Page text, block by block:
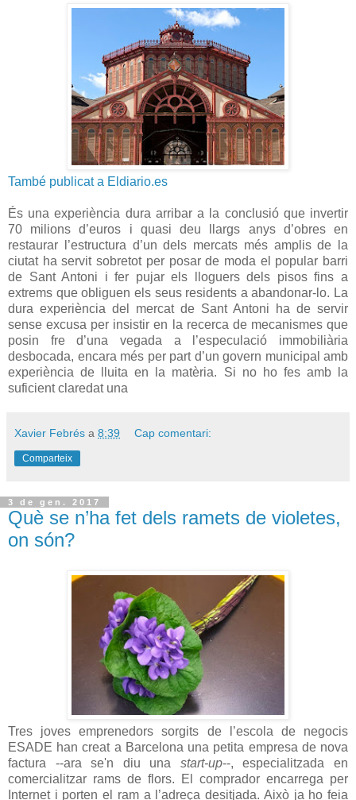
També publicat a Eldiario.es
És una experiència dura arribar a la conclusió que invertir
70 milions d’euros i quasi deu llargs anys d’obres en
restaurar l’estructura d’un dels mercats més amplis de la
ciutat ha servit sobretot per posar de moda el popular barri
de Sant Antoni i fer pujar els lloguers dels pisos fins a
extrems que obliguen els seus residents a abandonar-lo. La
dura experiència del mercat de Sant Antoni ha de servir
sense excusa per insistir en la recerca de mecanismes que
posin fre d’una vegada a l’especulació immobiliària
desbocada, encara més per part d’un govern municipal amb
experiència de lluita en la matèria. Si no ho fes amb la
suficient claredat una
Xavier Febrés a 8:39 Cap comentari:
Comparteix
3 de gen. 2017
Què se n’ha fet dels ramets de violetes,
on són?
Tres joves emprenedors sorgits de l’escola de negocis
ESADE han creat a Barcelona una petita empresa de nova
factura --ara se'n diu una start-up--, especialitzada en
comercialitzar rams de flors. El comprador encarrega per
Internet i porten el ram a l’adreça desitjada. Això ja ho feia